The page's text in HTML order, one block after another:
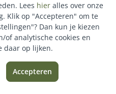
Lees hier alles over onze
Klik op "Accepteren" om te
Dan kun je kiezen
of analytische cookies en
daar op lijken.
Accepteren